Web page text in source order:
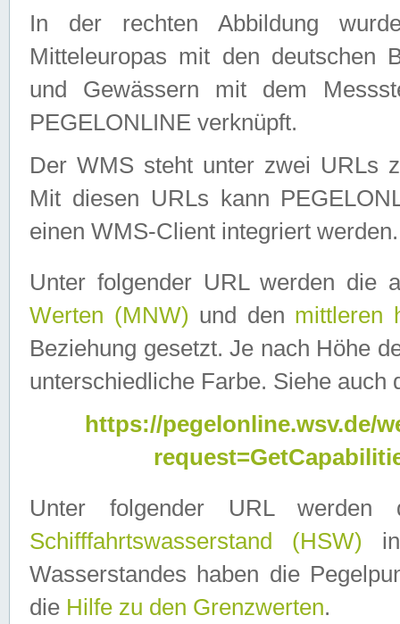
In der rechten Abbildung
Mitteleuropas mit den deutschen
und Gewässern mit dem
PEGELONLINE verknüpft.
Der WMS steht unter zwei URLs
Mit diesen URLs kann
einen WMS-Client integriert werden.
Unter folgender URL werden die
Werten (MNW) und den mittleren
Beziehung gesetzt. Je nach Höhe
unterschiedliche Farbe. Siehe auch
https://pegelonline.wsv.de/
Unter folgender URL
Schifffahrtswasserstand (HSW)
Wasserstandes haben die
die Hilfe zu den Grenzwerten.